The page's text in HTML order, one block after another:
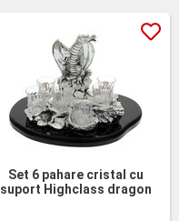
Set 6 pahare cristal cu
suport Highclass dragon